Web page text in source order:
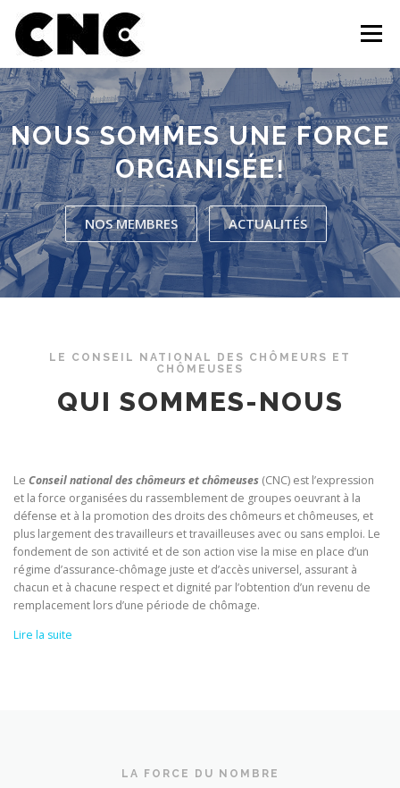
Menu
QUI SOMMES-NOUS? MEMBRES OUTILS
CAMPAGNE ET MOBILISATION ACTUALITÉS
INFOLETTRE FAIRE UN DON CONTACT
NOUS SOMMES UNE FORCE
ORGANISÉE!
NOS MEMBRES ACTUALITÉS
LE CONSEIL NATIONAL DES CHÔMEURS ET
CHÔMEUSES
QUI SOMMES-NOUS
Le Conseil national des chômeurs et chômeuses (CNC) est l’expression
et la force organisées du rassemblement de groupes oeuvrant à la
défense et à la promotion des droits des chômeurs et chômeuses, et
plus largement des travailleurs et travailleuses avec ou sans emploi. Le
fondement de son activité et de son action vise la mise en place d’un
régime d’assurance-chômage juste et d’accès universel, assurant à
chacun et à chacune respect et dignité par l’obtention d’un revenu de
remplacement lors d’une période de chômage.
Lire la suite
LA FORCE DU NOMBRE